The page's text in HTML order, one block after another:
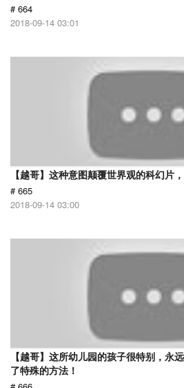
# 664
2018-09-14 03:01
【越哥】这种意图颠覆世界观的科幻片
# 665
2018-09-14 03:00
【越哥】这所幼儿园的孩子很特别，永
了特殊的方法！